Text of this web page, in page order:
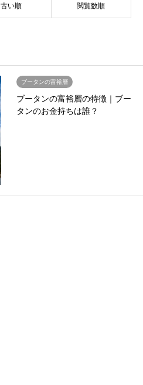
古い順 閲覧数順
ブータンの富裕層
ブータンの富裕層の特徴｜ブー
タンのお金持ちは誰？